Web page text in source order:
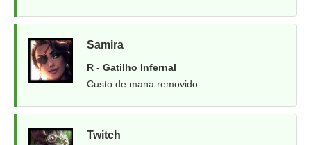
Samira
R - Gatilho Infernal
Custo de mana removido
Twitch